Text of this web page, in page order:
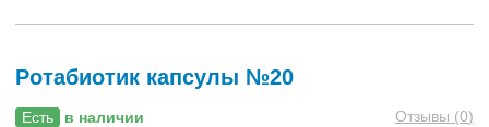
Ротабиотик капсулы №20
Есть в наличии Отзывы (0)